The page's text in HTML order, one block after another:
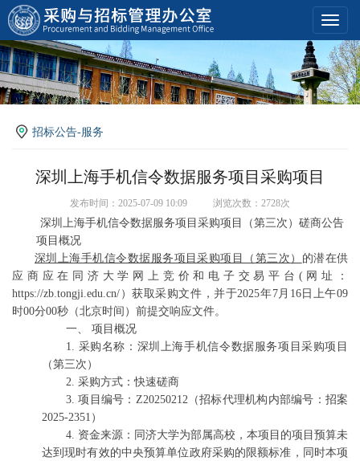
招标公告-服务
深圳上海手机信令数据服务项目采购项目
发布时间：2025-07-09 10:09 浏览次数：2728次
深圳上海手机信令数据服务项目采购项目（第三次）磋商公告
项目概况
深圳上海手机信令数据服务项目采购项目（ 第三次 ） 的潜在供
应商应在同济大学网上竞价和电子交易平台 (网址：
https://zb.tongji.edu.cn/）获取采购文件，并于2025年7月 16日 上午09
时00分00秒（北京时间）前提交响应文件。
一、 项目概况
1. 采购名称： 深圳上海手机信令数据服务项目采购项目
（第三次 ）
2. 采购方式：快速磋商
3.项目编号： Z20250212（招标代理机构内部编号：招案
2025-2351）
4. 资金来源： 同济大学为部属高校，本项目的项目预算未
达到现时有效的中央预算单位政府采购的限额标准，同时本项